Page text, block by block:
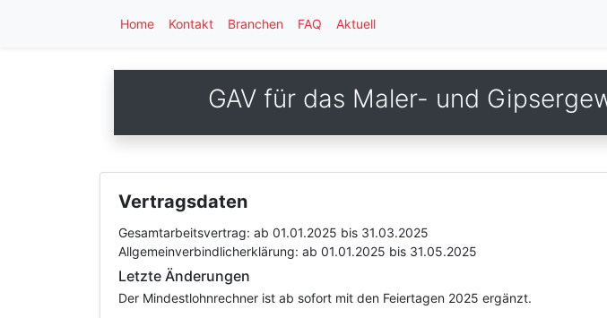
Home Kontakt Branchen FAQ Aktuell
GAV für das Maler- und
Vertragsdaten
Gesamtarbeitsvertrag: ab 01.01.2025 bis 31.03.2025
Allgemeinverbindlicherklärung: ab 01.01.2025 bis 31.05.2025
Letzte Änderungen
Der Mindestlohnrechner ist ab sofort mit den Feiertagen 2025 ergänzt.